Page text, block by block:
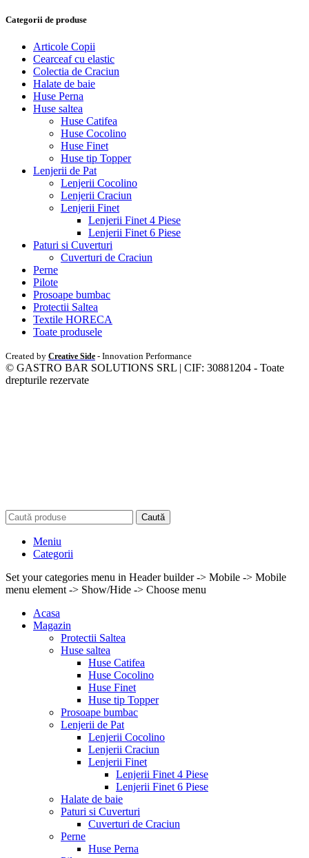
Categorii de produse
Articole Copii
Cearceaf cu elastic
Colectia de Craciun
Halate de baie
Huse Perna
Huse saltea
Huse Catifea
Huse Cocolino
Huse Finet
Huse tip Topper
Lenjerii de Pat
Lenjerii Cocolino
Lenjerii Craciun
Lenjerii Finet
Lenjerii Finet 4 Piese
Lenjerii Finet 6 Piese
Paturi si Cuverturi
Cuverturi de Craciun
Perne
Pilote
Prosoape bumbac
Protectii Saltea
Textile HORECA
Toate produsele
Created by Creative Side - Innovation Performance
© GASTRO BAR SOLUTIONS SRL | CIF: 30881204 - Toate
drepturile rezervate
Caută
Meniu
Categorii
Set your categories menu in Header builder -> Mobile -> Mobile
menu element -> Show/Hide -> Choose menu
Acasa
Magazin
Protectii Saltea
Huse saltea
Huse Catifea
Huse Cocolino
Huse Finet
Huse tip Topper
Prosoape bumbac
Lenjerii de Pat
Lenjerii Cocolino
Lenjerii Craciun
Lenjerii Finet
Lenjerii Finet 4 Piese
Lenjerii Finet 6 Piese
Halate de baie
Paturi si Cuverturi
Cuverturi de Craciun
Perne
Huse Perna